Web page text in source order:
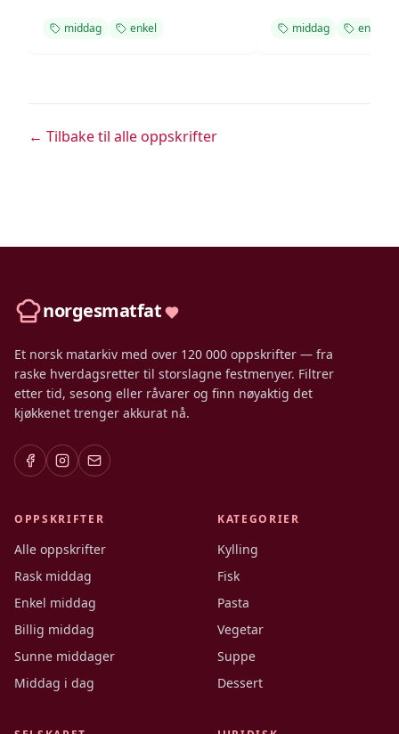
middag enkel middag enkel
← Tilbake til alle oppskrifter
norgesmatfat
Et norsk matarkiv med over 120 000 oppskrifter — fra
raske hverdagsretter til storslagne festmenyer. Filtrer
etter tid, sesong eller råvarer og finn nøyaktig det
kjøkkenet trenger akkurat nå.
OPPSKRIFTER
Alle oppskrifter
Rask middag
Enkel middag
Billig middag
Sunne middager
Middag i dag
KATEGORIER
Kylling
Fisk
Pasta
Vegetar
Suppe
Dessert